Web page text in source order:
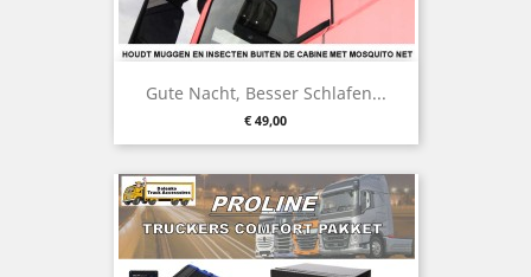
Gute Nacht, Besser Schlafen...
Preis
€ 49,00